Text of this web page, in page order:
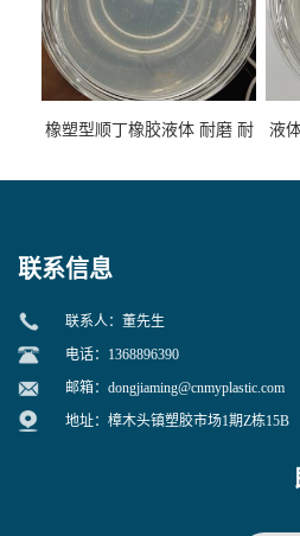
橡塑型顺丁橡胶液体 耐磨 耐
液
联系信息
联系人：董先生
电话：1368896390
邮箱： dongjiaming@cnmyplastic.com
地址：樟木头镇塑胶市场1期Z栋15B